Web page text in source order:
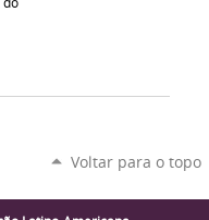
Voltar para o topo